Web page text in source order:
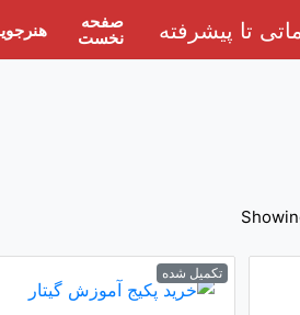
صفحه
نخست
تکمیل شده